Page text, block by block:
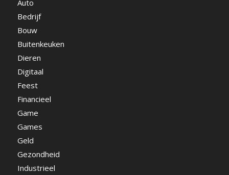
Auto
Bedrijf
Bouw
Buitenkeuken
Dieren
Digitaal
Feest
Financieel
Game
Games
Geld
Gezondheid
Industrieel